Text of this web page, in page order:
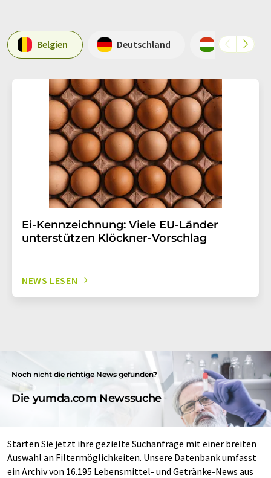
Belgien Deutschland Ungarn
Ei-Kennzeichnung: Viele EU-Länder
unterstützen Klöckner-Vorschlag
NEWS LESEN
Noch nicht die richtige News gefunden?
Die yumda.com Newssuche
Starten Sie jetzt ihre gezielte Suchanfrage mit einer breiten
Auswahl an Filtermöglichkeiten. Unsere Datenbank umfasst
ein Archiv von 16.195 Lebensmittel- und Getränke-News aus